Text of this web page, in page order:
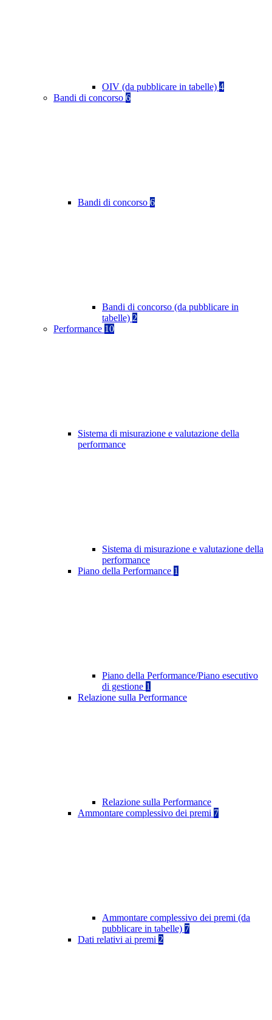
OIV (da pubblicare in tabelle) 4
Bandi di concorso 6
Bandi di concorso 6
Bandi di concorso (da pubblicare in
tabelle) 2
Performance 10
Sistema di misurazione e valutazione della
performance
Sistema di misurazione e valutazione della
performance
Piano della Performance 1
Piano della Performance/Piano esecutivo
di gestione 1
Relazione sulla Performance
Relazione sulla Performance
Ammontare complessivo dei premi 7
Ammontare complessivo dei premi (da
pubblicare in tabelle) 7
Dati relativi ai premi 2